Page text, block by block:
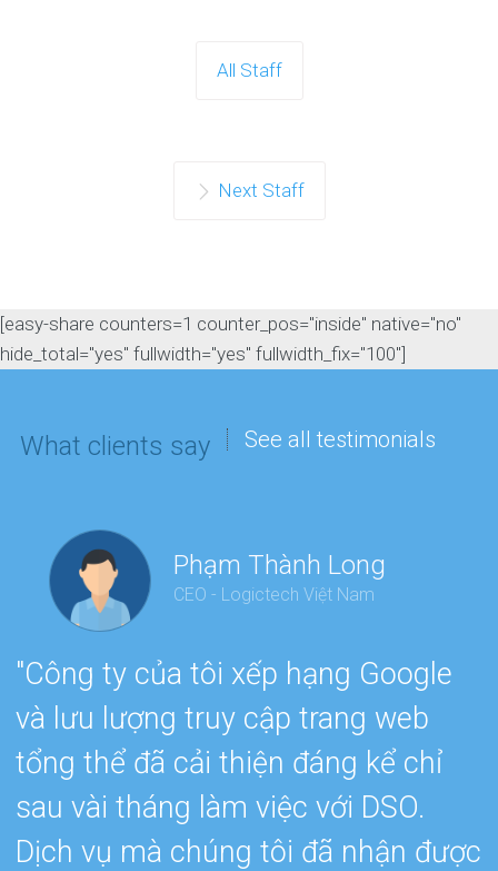
All Staff
Next Staff
[easy-share counters=1 counter_pos="inside" native="no"
hide_total="yes" fullwidth="yes" fullwidth_fix="100"]
What clients say See all testimonials
Phạm Thành Long
CEO - Logictech Việt Nam
"Công ty của tôi xếp hạng Google
và lưu lượng truy cập trang web
tổng thể đã cải thiện đáng kể chỉ
sau vài tháng làm việc với DSO.
Dịch vụ mà chúng tôi đã nhận được